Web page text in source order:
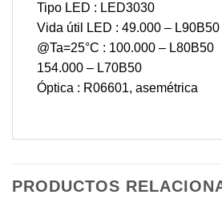
Tipo LED : LED3030
Vida útil LED : 49.000 – L90B50
@Ta=25°C : 100.000 – L80B50
154.000 – L70B50
Óptica : R06601, asemétrica
PRODUCTOS